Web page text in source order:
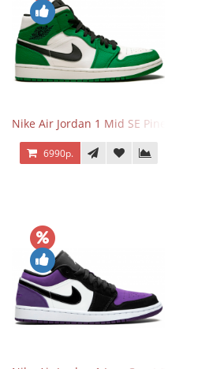
Nike Air Jordan 1 Mid SE Pine Green
6990р.